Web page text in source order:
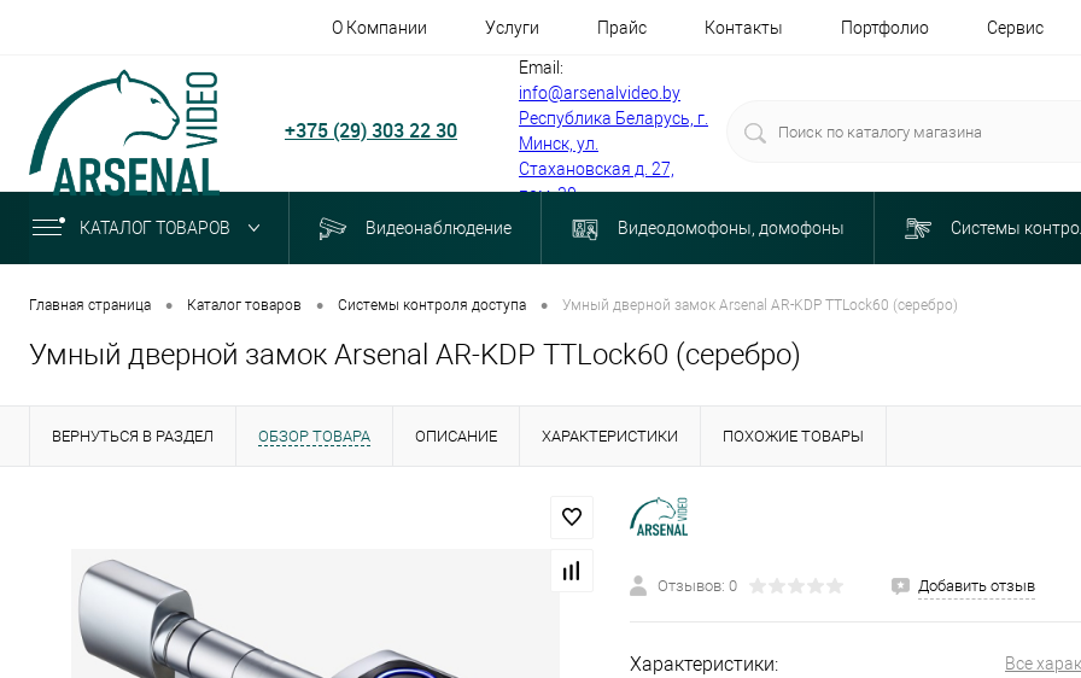
О Компании Услуги Прайс Контакты Портфолио Сервис
+375 (29) 303 22 30
Email:
info@arsenalvideo.by
Республика Беларусь, г.
Минск, ул.
Стахановская д. 27,
пом. 30
КАТАЛОГ ТОВАРОВ Видеонаблюдение Видеодомофоны, домофоны Системы
Главная страница • Каталог товаров • Системы контроля доступа • Умный дверной замок Arsenal AR-KDP TTLock60 (серебро)
Умный дверной замок Arsenal AR-KDP TTLock60 (серебро)
ВЕРНУТЬСЯ В РАЗДЕЛ ОБЗОР ТОВАРА ОПИСАНИЕ ХАРАКТЕРИСТИКИ ПОХОЖИЕ ТОВАРЫ
Отзывов: 0 Добавить отзыв
Характеристики: Все